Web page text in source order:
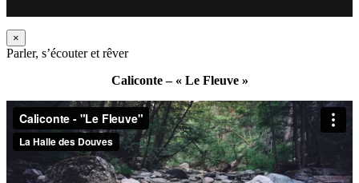
×
Parler, s’écouter et rêver
Caliconte – « Le Fleuve »